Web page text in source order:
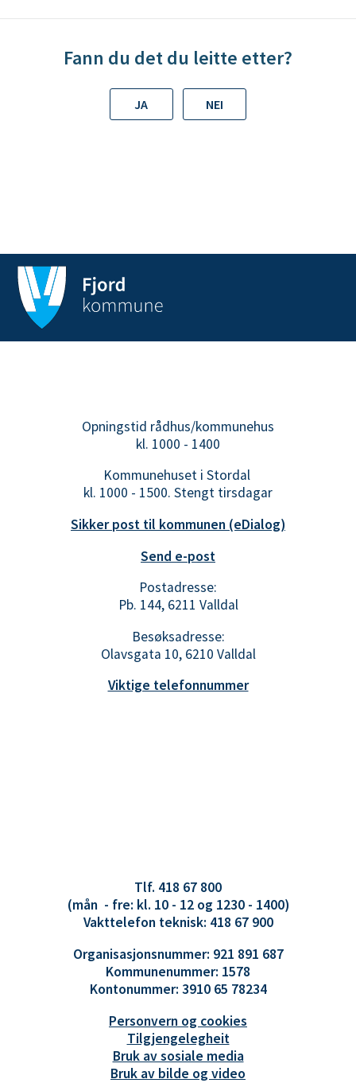
n
e
Fann du det du leitte etter?
JA NEI
Opningstid rådhus/kommunehus
kl. 1000 - 1400
Kommunehuset i Stordal
kl. 1000 - 1500. Stengt tirsdagar
Sikker post til kommunen (eDialog)
Send e-post
Postadresse:
Pb. 144, 6211 Valldal
Besøksadresse:
Olavsgata 10, 6210 Valldal
Viktige telefonnummer
Tlf. 418 67 800
(mån - fre: kl. 10 - 12 og 1230 - 1400)
Vakttelefon teknisk: 418 67 900
Organisasjonsnummer: 921 891 687
Kommunenummer: 1578
Kontonummer: 3910 65 78234
Personvern og cookies
Tilgjengelegheit
Bruk av sosiale media
Bruk av bilde og video